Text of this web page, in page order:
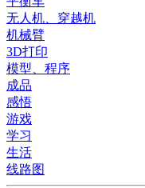
无人机、穿越机
机械臂
3D打印
模型、程序
成品
感悟
游戏
学习
生活
线路图